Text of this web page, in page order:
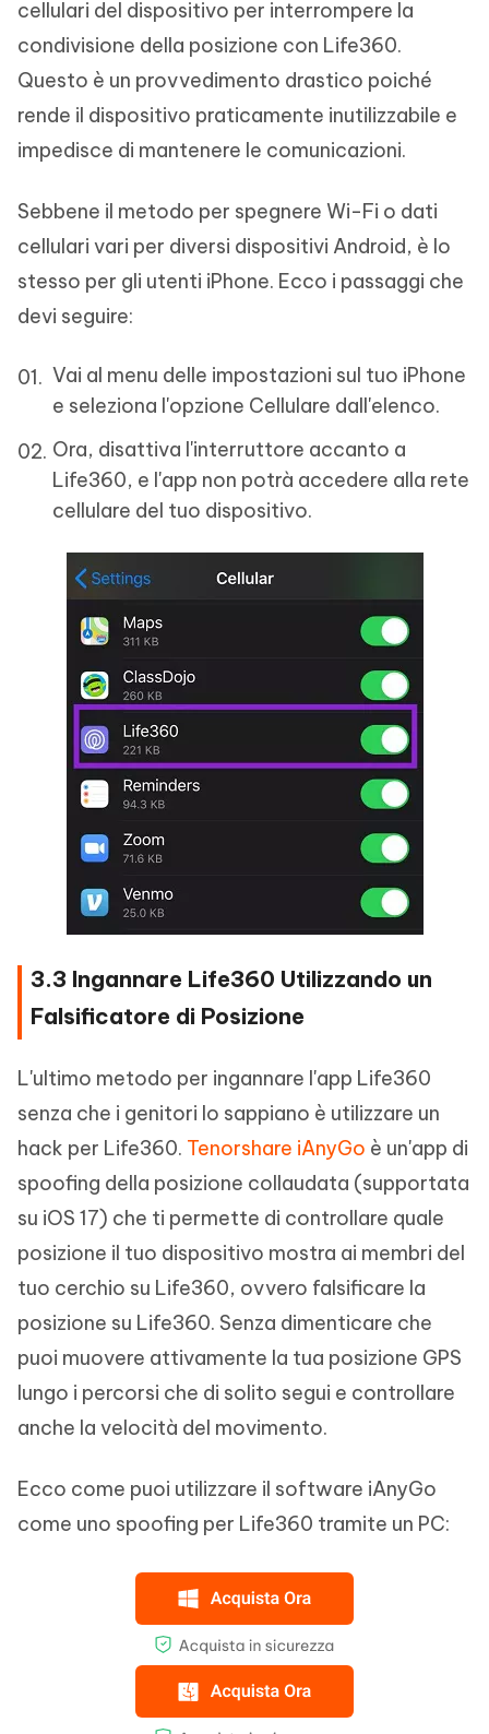
cellulari del dispositivo per interrompere la
condivisione della posizione con Life360.
Questo è un provvedimento drastico poiché
rende il dispositivo praticamente inutilizzabile e
impedisce di mantenere le comunicazioni.
Sebbene il metodo per spegnere Wi-Fi o dati
cellulari vari per diversi dispositivi Android, è lo
stesso per gli utenti iPhone. Ecco i passaggi che
devi seguire:
Vai al menu delle impostazioni sul tuo iPhone
e seleziona l'opzione Cellulare dall'elenco.
Ora, disattiva l'interruttore accanto a
Life360, e l'app non potrà accedere alla rete
cellulare del tuo dispositivo.
3.3 Ingannare Life360 Utilizzando un
Falsificatore di Posizione
L'ultimo metodo per ingannare l'app Life360
senza che i genitori lo sappiano è utilizzare un
hack per Life360. Tenorshare iAnyGo è un'app di
spoofing della posizione collaudata (supportata
su iOS 17) che ti permette di controllare quale
posizione il tuo dispositivo mostra ai membri del
tuo cerchio su Life360, ovvero falsificare la
posizione su Life360. Senza dimenticare che
puoi muovere attivamente la tua posizione GPS
lungo i percorsi che di solito segui e controllare
anche la velocità del movimento.
Ecco come puoi utilizzare il software iAnyGo
come uno spoofing per Life360 tramite un PC: